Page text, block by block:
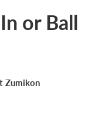
or Ball
Zumikon